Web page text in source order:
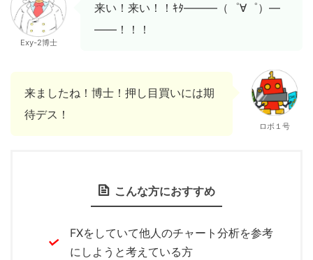
Exy-2博士
来い！来い！！ｷﾀ―――（゜∀゜）―
――！！！
来ましたね！博士！押し目買いには期
待デス！
ロボ１号
こんな方におすすめ
FXをしていて他人のチャート分析を参考
にしようと考えている方